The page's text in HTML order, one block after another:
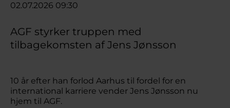
02.07.2026 09:30
AGF styrker truppen med
tilbagekomsten af Jens Jønsson
10 år efter han forlod Aarhus til fordel for en
international karriere vender Jens Jønsson nu
hjem til AGF.